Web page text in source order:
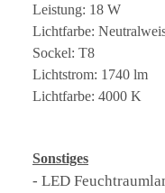
Leistung: 18 W
Lichtfarbe:
Sockel: T8
Lichtstrom: 1740 lm
Lichtfarbe: 4000 K
Sonstiges
- LED